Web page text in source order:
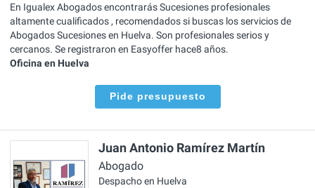
En Igualex Abogados encontrarás Sucesiones profesionales
altamente cualificados , recomendados si buscas los servicios de
Abogados Sucesiones en Huelva. Son profesionales serios y
cercanos. Se registraron en Easyoffer hace8 años.
Oficina en Huelva
Pide presupuesto
Juan Antonio Ramírez Martín
Abogado
Despacho en Huelva